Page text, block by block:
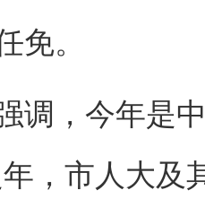
免。
，今年是中
年，市人大